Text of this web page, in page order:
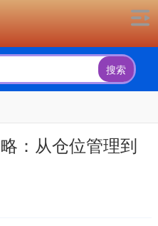
搜索
：从仓位管理到